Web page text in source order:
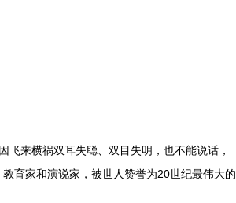
来横祸双耳失聪、双目失明，也不能说话，
育家和演说家，被世人赞誉为20世纪最伟大的